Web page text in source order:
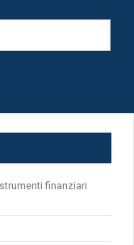
finanziari